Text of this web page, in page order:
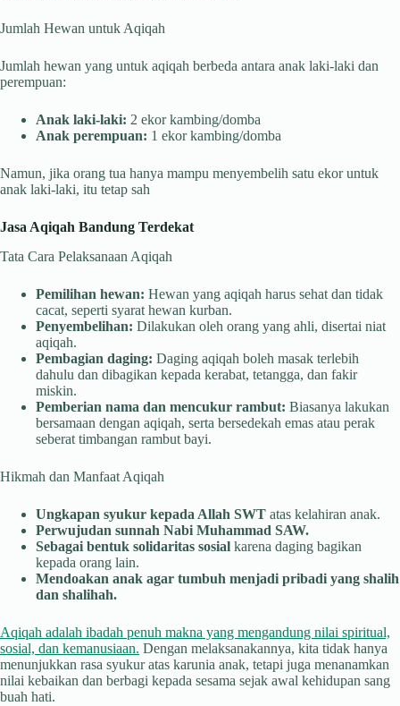
Jumlah Hewan untuk Aqiqah
Jumlah hewan yang untuk aqiqah berbeda antara anak laki-laki dan
perempuan:
Anak laki-laki: 2 ekor kambing/domba
Anak perempuan: 1 ekor kambing/domba
Namun, jika orang tua hanya mampu menyembelih satu ekor untuk
anak laki-laki, itu tetap sah
Jasa Aqiqah Bandung Terdekat
Tata Cara Pelaksanaan Aqiqah
Pemilihan hewan: Hewan yang aqiqah harus sehat dan tidak
cacat, seperti syarat hewan kurban.
Penyembelihan: Dilakukan oleh orang yang ahli, disertai niat
aqiqah.
Pembagian daging: Daging aqiqah boleh masak terlebih
dahulu dan dibagikan kepada kerabat, tetangga, dan fakir
miskin.
Pemberian nama dan mencukur rambut: Biasanya lakukan
bersamaan dengan aqiqah, serta bersedekah emas atau perak
seberat timbangan rambut bayi.
Hikmah dan Manfaat Aqiqah
Ungkapan syukur kepada Allah SWT atas kelahiran anak.
Perwujudan sunnah Nabi Muhammad SAW.
Sebagai bentuk solidaritas sosial karena daging bagikan
kepada orang lain.
Mendoakan anak agar tumbuh menjadi pribadi yang shalih
dan shalihah.
Aqiqah adalah ibadah penuh makna yang mengandung nilai spiritual,
sosial, dan kemanusiaan. Dengan melaksanakannya, kita tidak hanya
menunjukkan rasa syukur atas karunia anak, tetapi juga menanamkan
nilai kebaikan dan berbagi kepada sesama sejak awal kehidupan sang
buah hati.